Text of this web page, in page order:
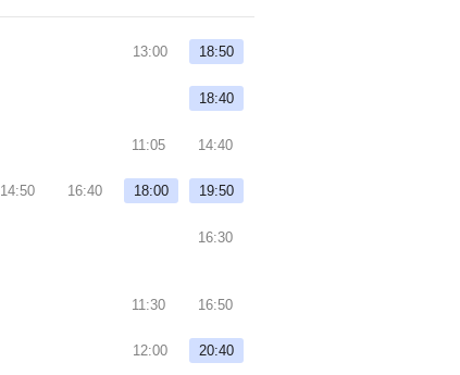
13:00 18:50
18:40
11:05 14:40
14:50 16:40 18:00 19:50
16:30
11:30 16:50
12:00 20:40